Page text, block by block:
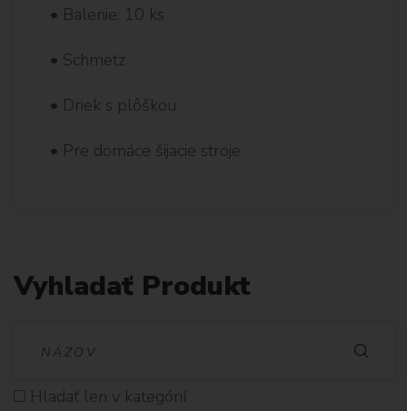
• Balenie: 10 ks
• Schmetz
• Driek s plôškou
• Pre domáce šijacie stroje
Vyhladať Produkt
Hladať len v kategórií